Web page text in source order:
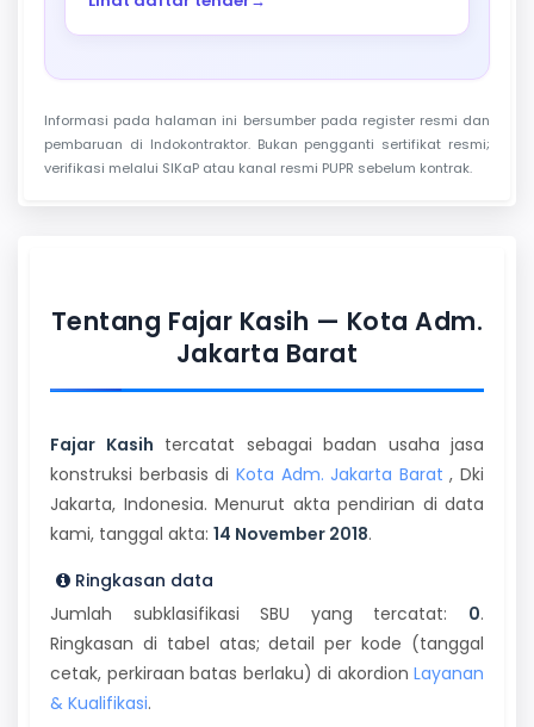
Informasi pada halaman ini bersumber pada register resmi dan
pembaruan di Indokontraktor. Bukan pengganti sertifikat resmi;
verifikasi melalui SIKaP atau kanal resmi PUPR sebelum kontrak.
Tentang Fajar Kasih — Kota Adm.
Jakarta Barat
Fajar Kasih tercatat sebagai badan usaha jasa
konstruksi berbasis di Kota Adm. Jakarta Barat , Dki
Jakarta, Indonesia. Menurut akta pendirian di data
kami, tanggal akta: 14 November 2018.
Ringkasan data
Jumlah subklasifikasi SBU yang tercatat: 0.
Ringkasan di tabel atas; detail per kode (tanggal
cetak, perkiraan batas berlaku) di akordion Layanan
& Kualifikasi.